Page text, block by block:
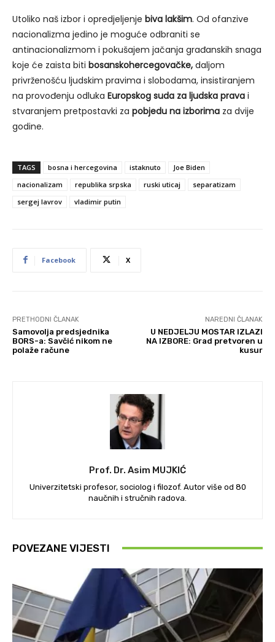
Utoliko naš izbor i opredjeljenje biva lakšim. Od ofanzive
nacionalizma jedino je moguće odbraniti se
antinacionalizmom i pokušajem jačanja građanskih snaga
koje će zaista biti bosanskohercegovačke, daljom
privrženošću ljudskim pravima i slobodama, insistiranjem
na provođenju odluka Europskog suda za ljudska prava i
stvaranjem pretpostavki za pobjedu na izborima za dvije
godine.
TAGS bosna i hercegovina istaknuto
Joe Biden
nacionalizam
republika srpska ruski uticaj
separatizam
sergej lavrov
vladimir putin
Facebook X
PRETHODNI ČLANAK
Samovolja predsjednika
BORS-a: Savčić nikom ne
polaže račune
NAREDNI ČLANAK
U NEDJELJU MOSTAR IZLAZI
NA IZBORE: Grad pretvoren u
kusur
Prof. Dr. Asim MUJKIĆ
Univerzitetski profesor, sociolog i filozof. Autor više od 80
naučnih i stručnih radova.
POVEZANE VIJESTI